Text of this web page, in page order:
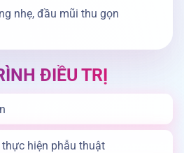
nhẹ, đầu mũi thu gọn
ĐIỀU TRỊ
hiện phẫu thuật